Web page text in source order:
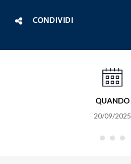
CONDIVIDI
QUANDO
20/09/2025